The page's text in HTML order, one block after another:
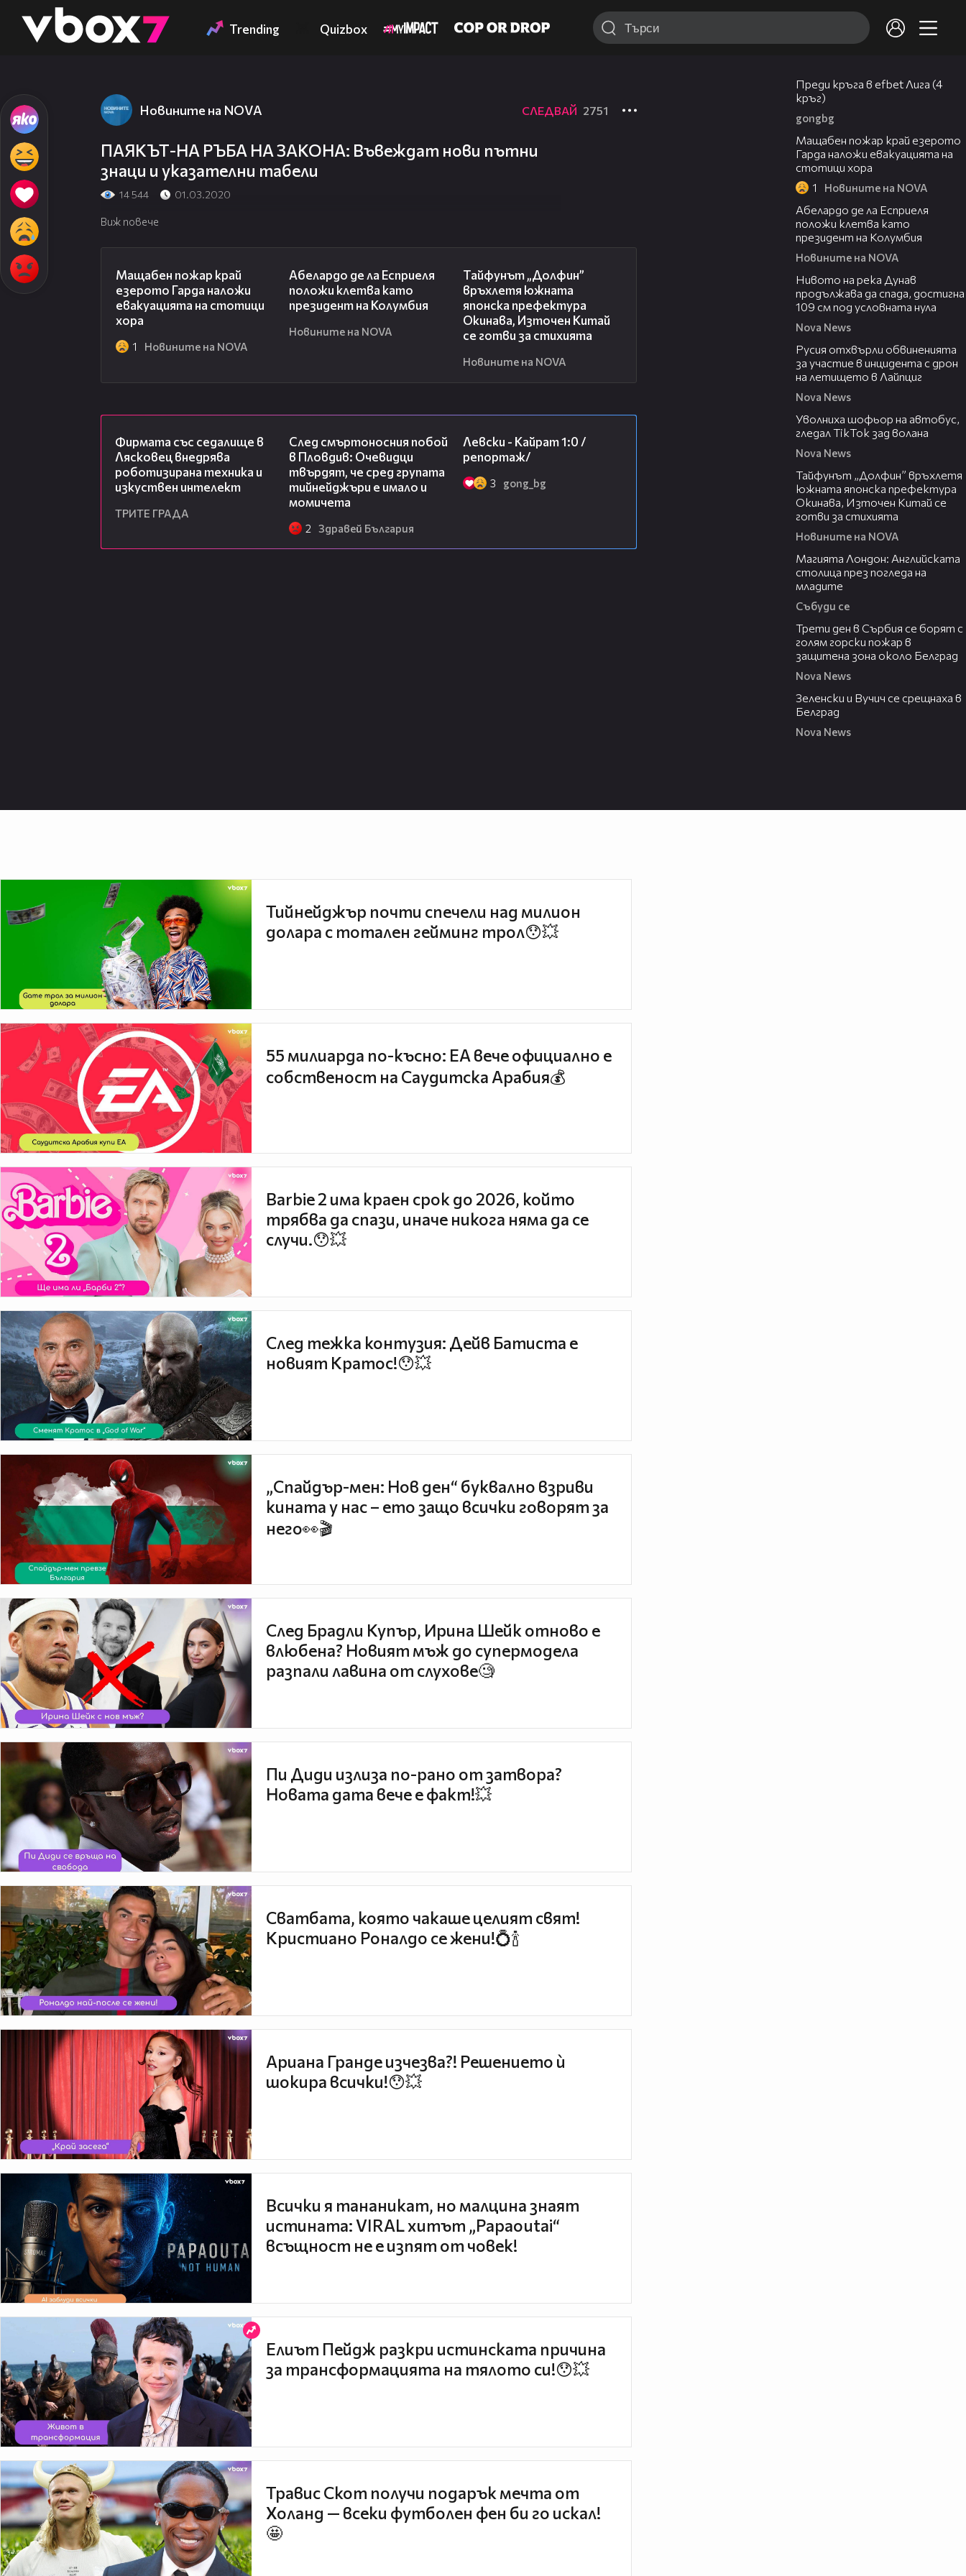
👾 Trending Quizbox
Новините на NOVA СЛЕДВАЙ 2751
ПАЯКЪТ-НА РЪБА НА ЗАКОНА: Въвеждат нови пътни
знаци и указателни табели
14 544 01.03.2020
Виж повече
Мащабен пожар край
езерото Гарда наложи
евакуацията на стотици
хора
1 Новините на NOVA
Абелардо де ла Есприеля
положи клетва като
президент на Колумбия
Новините на NOVA
Тайфунът „Долфин”
връхлетя южната
японска префектура
Окинава, Източен Китай
се готви за стихията
Новините на NOVA
Фирмата със седалище в
Лясковец внедрява
роботизирана техника и
изкуствен интелект
ТРИТЕ ГРАДА
След смъртоносния побой
в Пловдив: Очевидци
твърдят, че сред групата
тийнейджъри е имало и
момичета
2 Здравей България
Левски - Кайрат 1:0 /
репортаж/
3 gong_bg
Преди кръга в efbet Лига (4
кръг)
gongbg
Мащабен пожар край езерото
Гарда наложи евакуацията на
стотици хора
1 Новините на NOVA
Абелардо де ла Есприеля
положи клетва като
президент на Колумбия
Новините на NOVA
Нивото на река Дунав
продължава да спада, достигна
109 см под условната нула
Nova News
Русия отхвърли обвиненията
за участие в инцидента с дрон
на летището в Лайпциг
Nova News
Уволниха шофьор на автобус,
гледал TikTok зад волана
Nova News
Тайфунът „Долфин” връхлетя
южната японска префектура
Окинава, Източен Китай се
готви за стихията
Новините на NOVA
Магията Лондон: Английската
столица през погледа на
младите
Събуди се
Трети ден в Сърбия се борят с
голям горски пожар в
защитена зона около Белград
Nova News
Зеленски и Вучич се срещнаха в
Белград
Nova News
Тийнейджър почти спечели над милион
долара с тотален гейминг трол😯💥
55 милиарда по-късно: EA вече официално е
собственост на Саудитска Арабия💰
Barbie 2 има краен срок до 2026, който
трябва да спази, иначе никога няма да се
случи.😯💥
След тежка контузия: Дейв Батиста е
новият Кратос!😯💥
„Спайдър-мен: Нов ден“ буквално взриви
кината у нас – ето защо всички говорят за
него👀🎬
След Брадли Купър, Ирина Шейк отново е
влюбена? Новият мъж до супермодела
разпали лавина от слухове🧐
Пи Диди излиза по-рано от затвора?
Новата дата вече е факт!💥
Сватбата, която чакаше целият свят!
Кристиано Роналдо се жени!💍🍾
Ариана Гранде изчезва?! Решението ѝ
шокира всички!😯💥
Всички я тананикат, но малцина знаят
истината: VIRAL хитът „Papaoutai“
всъщност не е изпят от човек!
Елиът Пейдж разкри истинската причина
за трансформацията на тялото си!😯💥
Травис Скот получи подарък мечта от
Холанд — всеки футболен фен би го искал!
🤩